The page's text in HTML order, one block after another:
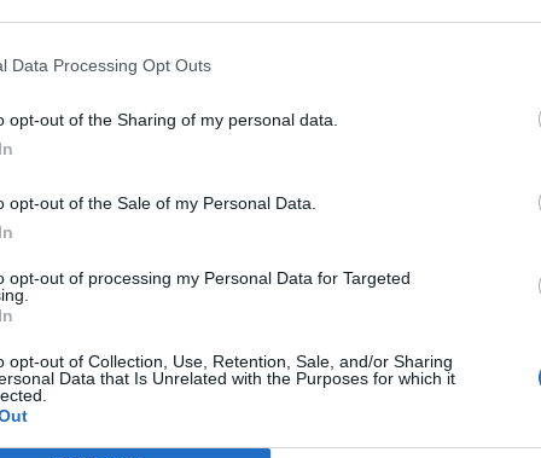
Data Processing Opt Outs
opt-out of the Sharing of my personal data.
opt-out of the Sale of my Personal Data.
opt-out of processing my Personal Data for Targeted
opt-out of Collection, Use, Retention, Sale, and/or Sharing
Data that Is Unrelated with the Purposes for which it
šią savaitę Baltijos jūroje dominuoja
mariose vyrauja mišri melsvabakterių bendrija,